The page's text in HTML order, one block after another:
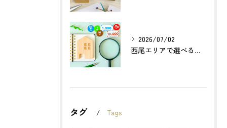
2026/07/02
西尾エリアで選べる無料不動産査定の活用法とは？
タグ Tags